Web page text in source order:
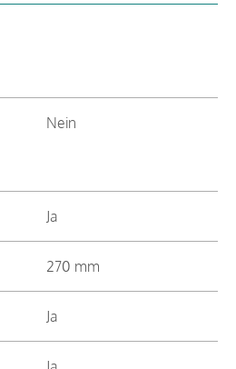
Nein
Ja
270 mm
Ja